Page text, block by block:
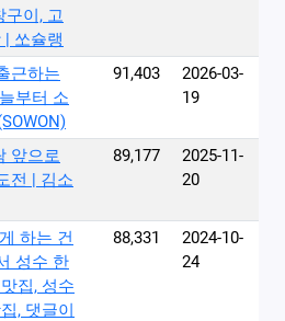
구이, 고
| 쏘슐랭
근하는
부터 소
91,403
2026-03-
19
앞으로
전 | 김소
89,177
2025-11-
20
하는 건
성수 한
집, 성수
, 댓글이
88,331
2024-10-
24